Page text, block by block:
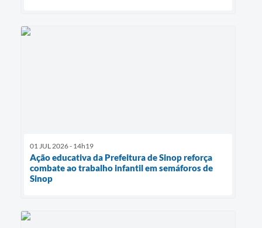
01 JUL 2026 - 14h19
Ação educativa da Prefeitura de Sinop reforça
combate ao trabalho infantil em semáforos de
Sinop